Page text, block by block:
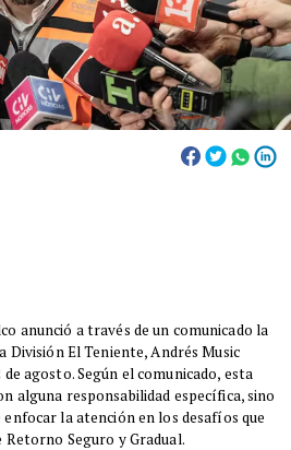
anunció a través de un comunicado la
División El Teniente, Andrés Music
agosto. Según el comunicado, esta
alguna responsabilidad específica, sino
enfocar la atención en los desafíos que
Retorno Seguro y Gradual.